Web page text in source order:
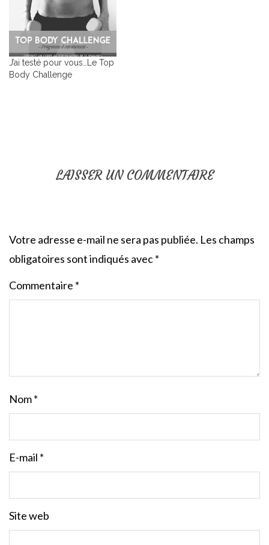
J’ai testé pour vous…Le Top
Body Challenge
LAISSER UN COMMENTAIRE
Votre adresse e-mail ne sera pas publiée. Les champs
obligatoires sont indiqués avec*
Commentaire *
Nom*
E-mail *
Site web